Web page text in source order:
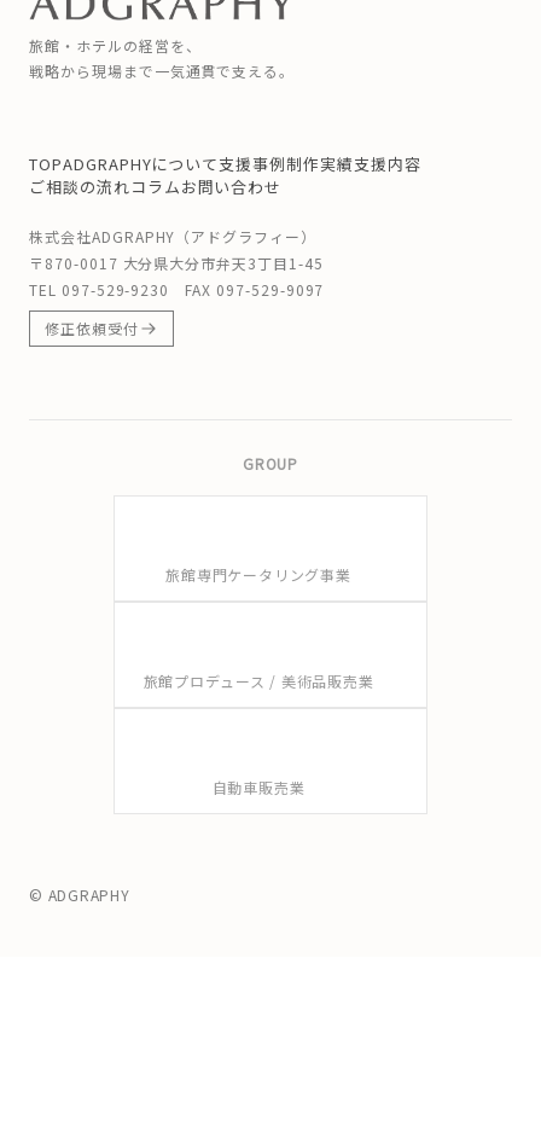
旅館・ホテルの経営を、
戦略から現場まで一気通貫で支える。
TOPADGRAPHYについて支援事例制作実績支援内容
ご相談の流れコラムお問い合わせ
株式会社ADGRAPHY（アドグラフィー）
〒870-0017 大分県大分市弁天3丁目1-45
TEL 097-529-9230
FAX 097-529-9097
修正依頼受付
GROUP
旅館専門ケータリング事業
旅館プロデュース / 美術品販売業
自動車販売業
© ADGRAPHY